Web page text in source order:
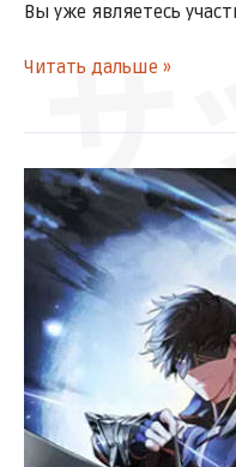
サ
Вы уже являетесь
Читать дальше »
[Главы
1-
15]
Ночь
бездушных
отступников